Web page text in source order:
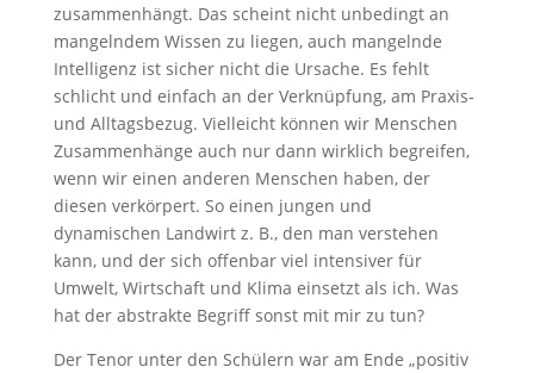
zusammenhängt. Das scheint nicht unbedingt an
mangelndem Wissen zu liegen, auch mangelnde
Intelligenz ist sicher nicht die Ursache. Es fehlt
schlicht und einfach an der Verknüpfung, am Praxis-
und Alltagsbezug. Vielleicht können wir Menschen
Zusammenhänge auch nur dann wirklich begreifen,
wenn wir einen anderen Menschen haben, der
diesen verkörpert. So einen jungen und
dynamischen Landwirt z. B., den man verstehen
kann, und der sich offenbar viel intensiver für
Umwelt, Wirtschaft und Klima einsetzt als ich. Was
hat der abstrakte Begriff sonst mit mir zu tun?
Der Tenor unter den Schülern war am Ende „positiv